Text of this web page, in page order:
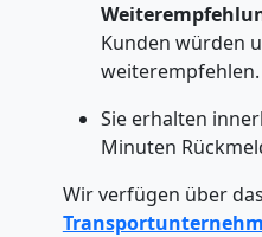
Kunden würden
weiterempfehlen.
Sie erhalten
Minuten
Wir verfügen über